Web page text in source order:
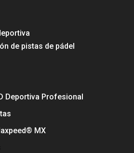
de pistas de pádel
Deportiva Profesional
MX